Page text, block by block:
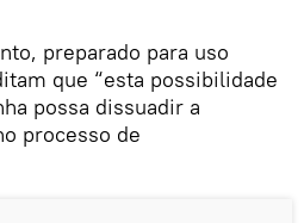
preparado para uso
que “esta possibilidade
possa dissuadir a
processo de